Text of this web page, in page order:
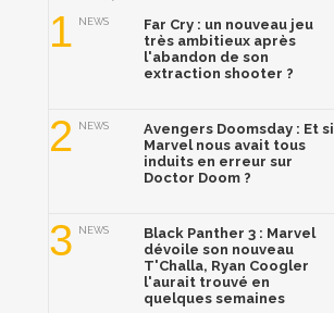
1 NEWS
Far Cry : un nouveau jeu
très ambitieux après
l'abandon de son
extraction shooter ?
2 NEWS
Avengers Doomsday : Et si
Marvel nous avait tous
induits en erreur sur
Doctor Doom ?
3 NEWS
Black Panther 3 : Marvel
dévoile son nouveau
T'Challa, Ryan Coogler
l'aurait trouvé en
quelques semaines